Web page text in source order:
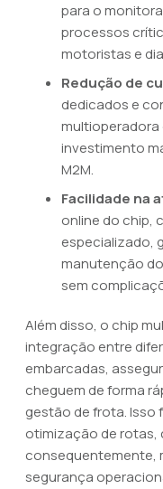
para o
processos
motoristas e
Redução de
dedicados e
multioperadora
investimento
M2M.
Facilidade na
online do chip,
especializado,
manutenção
sem
Além disso, o chip
integração entre
embarcadas,
cheguem de forma
gestão de frota. Isso
otimização de rotas,
consequentemente,
segurança